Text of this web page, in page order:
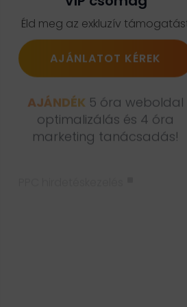
Organikus forgalom növelése
Lead generálás
vállalkozásoknak
elemzés
Éld meg az exkluzív
AJÁNLATOT KÉREK
AJÁNDÉK 5 óra weboldal
optimalizálás és 4 óra
marketing tanácsadás!